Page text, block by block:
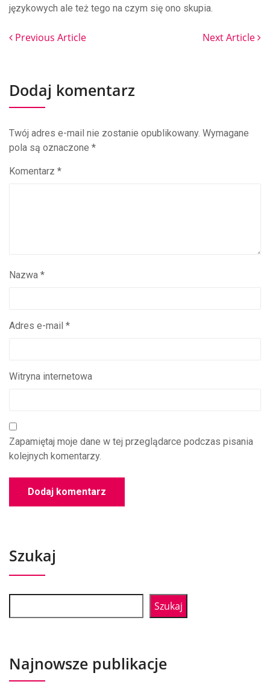
językowych ale też tego na czym się ono skupia.
Previous Article Next Article
Dodaj komentarz
Twój adres e-mail nie zostanie opublikowany. Wymagane
pola są oznaczone *
Komentarz *
Nazwa *
Adres e-mail *
Witryna internetowa
Zapamiętaj moje dane w tej przeglądarce podczas pisania
kolejnych komentarzy.
Szukaj
Szukaj
Najnowsze publikacje